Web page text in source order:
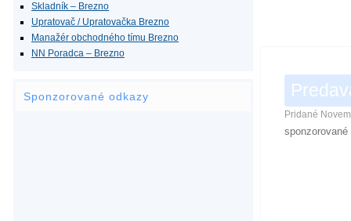
Skladník – Brezno
Upratovač / Upratovačka Brezno
Manažér obchodného tímu Brezno
NN Poradca – Brezno
Sponzorované odkazy
Pridané